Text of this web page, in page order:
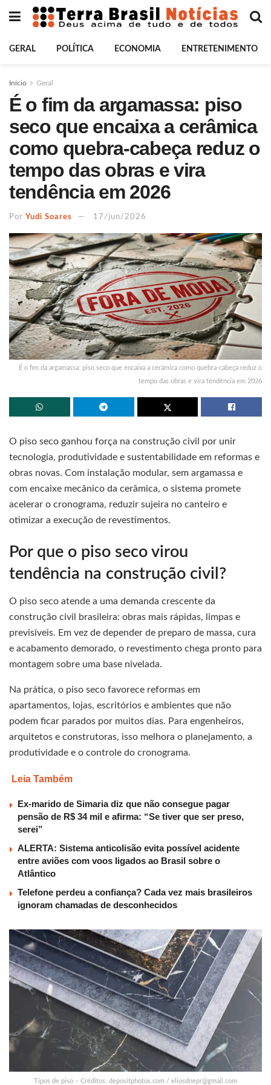
GERAL POLÍTICA ECONOMIA ENTRETENIMENTO
Início Geral
É o fim da argamassa: piso
seco que encaixa a cerâmica
como quebra-cabeça reduz o
tempo das obras e vira
tendência em 2026
Por Yudi Soares 17/jun/2026
É o fim da argamassa: piso seco que encaixa a cerâmica como quebra-cabeça reduz o
tempo das obras e vira tendência em 2026
O piso seco ganhou força na construção civil por unir
tecnologia, produtividade e sustentabilidade em reformas e
obras novas. Com instalação modular, sem argamassa e
com encaixe mecânico da cerâmica, o sistema promete
acelerar o cronograma, reduzir sujeira no canteiro e
otimizar a execução de revestimentos.
Por que o piso seco virou
tendência na construção civil?
O piso seco atende a uma demanda crescente da
construção civil brasileira: obras mais rápidas, limpas e
previsíveis. Em vez de depender de preparo de massa, cura
e acabamento demorado, o revestimento chega pronto para
montagem sobre uma base nivelada.
Na prática, o piso seco favorece reformas em
apartamentos, lojas, escritórios e ambientes que não
podem ficar parados por muitos dias. Para engenheiros,
arquitetos e construtoras, isso melhora o planejamento, a
produtividade e o controle do cronograma.
Leia Também
Ex-marido de Simaria diz que não consegue pagar
pensão de R$ 34 mil e afirma: “Se tiver que ser preso,
serei”
ALERTA: Sistema anticolisão evita possível acidente
entre aviões com voos ligados ao Brasil sobre o
Atlântico
Telefone perdeu a confiança? Cada vez mais brasileiros
ignoram chamadas de desconhecidos
Tipos de piso – Créditos: depositphotos.com / eliosdnepr@gmail.com